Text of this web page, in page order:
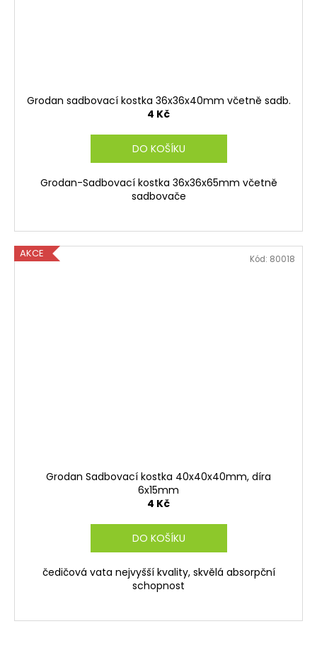
Grodan sadbovací kostka 36x36x40mm včetně sadb.
4 Kč
DO KOŠÍKU
Grodan-Sadbovací kostka 36x36x65mm včetně
sadbovače
AKCE
Grodan Sadbovací kostka 40x40x40mm, díra
6x15mm
4 Kč
DO KOŠÍKU
čedičová vata nejvyšší kvality, skvělá absorpční
schopnost
Kód: 80018